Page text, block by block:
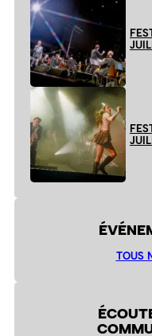
TOUS